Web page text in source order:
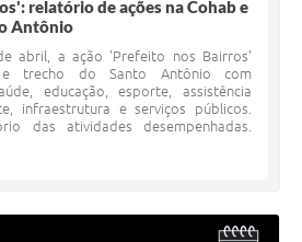
relatório de ações na Cohab e
Antônio
abril, a ação 'Prefeito nos Bairros'
trecho do Santo Antônio com
educação, esporte, assistência
infraestrutura e serviços públicos.
das atividades desempenhadas.